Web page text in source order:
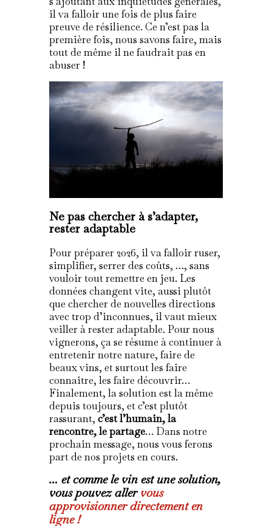
il va falloir une fois de plus faire
preuve de résilience. Ce n’est pas la
première fois, nous savons faire, mais
tout de même il ne faudrait pas en
abuser !
Ne pas chercher à s’adapter,
rester adaptable
Pour préparer 2026, il va falloir ruser,
simplifier, serrer des coûts, …, sans
vouloir tout remettre en jeu. Les
données changent vite, aussi plutôt
que chercher de nouvelles directions
avec trop d’inconnues, il vaut mieux
veiller à rester adaptable. Pour nous
vignerons, ça se résume à continuer à
entretenir notre nature, faire de
beaux vins, et surtout les faire
connaitre, les faire découvrir…
Finalement, la solution est la même
depuis toujours, et c’est plutôt
rassurant, c’est l’humain, la
rencontre, le partage… Dans notre
prochain message, nous vous ferons
part de nos projets en cours.
… et comme le vin est une solution,
vous pouvez allervous
approvisionner directement en
ligne !